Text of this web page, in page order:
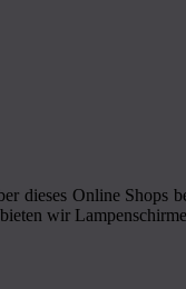
dieses Online Shops
wir